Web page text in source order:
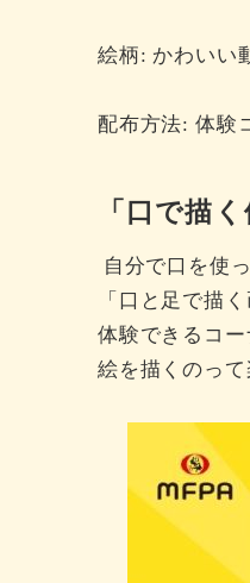
絵柄: かわいい
配布方法: 体験
「口で描
自分で口を使
「口と足で描
体験できるコ
絵を描くのっ